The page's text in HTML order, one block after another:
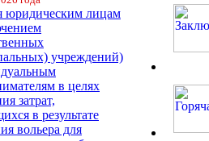
юридическим лицам
учреждений)
в целях
затрат,
в результате
вольера для